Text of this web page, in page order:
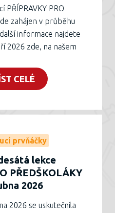
PŘÍPRAVKY PRO
zahájen v průběhu
informace najdete
2026 zde, na našem
v TŘEBÍČSKÉM
CELÉ
prvňáčky
lekce
PŘEDŠKOLÁKY
2026
2026 se uskutečnila